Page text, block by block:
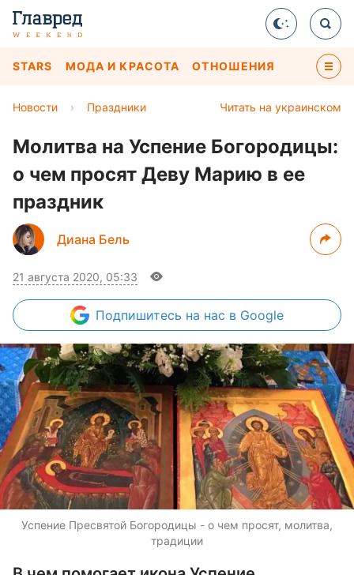
STARS МОДА И КРАСОТА ОТНОШЕНИЯ
Читать на украинском
Новости › Праздники
Молитва на Успение Богородицы:
о чем просят Деву Марию в ее
праздник
Диана Бель
21 августа 2020, 05:33
Подпишитесь на нас в Google
Успение Пресвятой Богородицы - о чем просят, молитва,
традиции